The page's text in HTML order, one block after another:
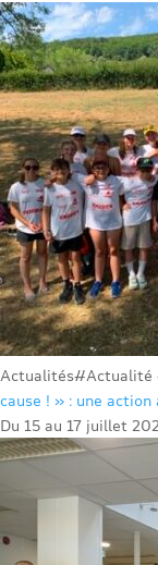
Actualités#Actualité
cause ! » : une
Du 15 au 17 juillet